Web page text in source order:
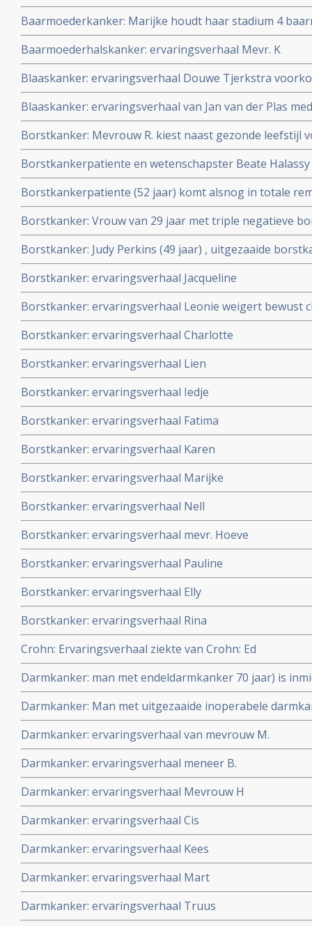
Baarmoederkanker: Marijke houdt haar stadium 4
controle met eigen samengesteld behandelplan van
Baarmoederhalskanker: ervaringsverhaal Mevr. K
Blaaskanker: ervaringsverhaal Douwe Tjerkstra
van blaaskanker met BCG en Zhuli Take Forte
Blaaskanker: ervaringsverhaal van Jan van der Plas
Waterloop
Borstkanker: Mevrouw R. kiest naast gezonde leefstijl
SRT met Ultra Sound plus immuuntherapie met
voorbehandelde met alleen in sacrale
Weber Medical Duitsland
Borstkankerpatiente en wetenschapster Beate
laboratorium twee oncolytische virussen en
2020. copy 1
Borstkankerpatiente (52 jaar) komt alsnog in totale
hoge dosis vitamine C na drie keer recidief ondanks
chemotherapie.
Borstkanker: Vrouw van 29 jaar met triple negatieve
complete remissie door aanvullend op chemo
(kytogeen dieet), hyperthermie en hyperbare
Borstkanker: Judy Perkins (49 jaar) , uitgezaaide
gepersonaliseerde vorm van immuuntherapie in een
maanden.
Borstkanker: ervaringsverhaal Jacqueline
Borstkanker: ervaringsverhaal Leonie weigert bewust
operatie van haar borstkanker en kiest voor niet
spirituele weg.
Borstkanker: ervaringsverhaal Charlotte
Borstkanker: ervaringsverhaal Lien
Borstkanker: ervaringsverhaal Iedje
Borstkanker: ervaringsverhaal Fatima
Borstkanker: ervaringsverhaal Karen
Borstkanker: ervaringsverhaal Marijke
Borstkanker: ervaringsverhaal Nell
Borstkanker: ervaringsverhaal mevr. Hoeve
Borstkanker: ervaringsverhaal Pauline
Borstkanker: ervaringsverhaal Elly
Borstkanker: ervaringsverhaal Rina
Crohn: Ervaringsverhaal ziekte van Crohn: Ed
Darmkanker: man met endeldarmkanker 70 jaar) is
behandeling (operatie via anus) bij recidief en heeft al
uitstekende kwaliteit van leven
Darmkanker: Man met uitgezaaide inoperabele
Autologous tumor immunizing devascularization, een
complete remissie en is al 16 jaar kankervrij, zonder
copy 1
Darmkanker: ervaringsverhaal van mevrouw M.
Darmkanker: ervaringsverhaal meneer B.
Darmkanker: ervaringsverhaal Mevrouw H
Darmkanker: ervaringsverhaal Cis
Darmkanker: ervaringsverhaal Kees
Darmkanker: ervaringsverhaal Mart
Darmkanker: ervaringsverhaal Truus